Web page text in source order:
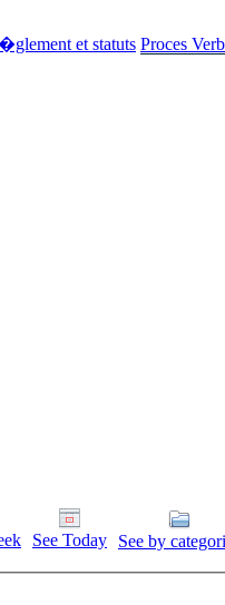
et statuts Proces
See Today See by